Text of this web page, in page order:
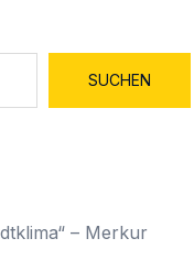
SUCHEN
– Merkur